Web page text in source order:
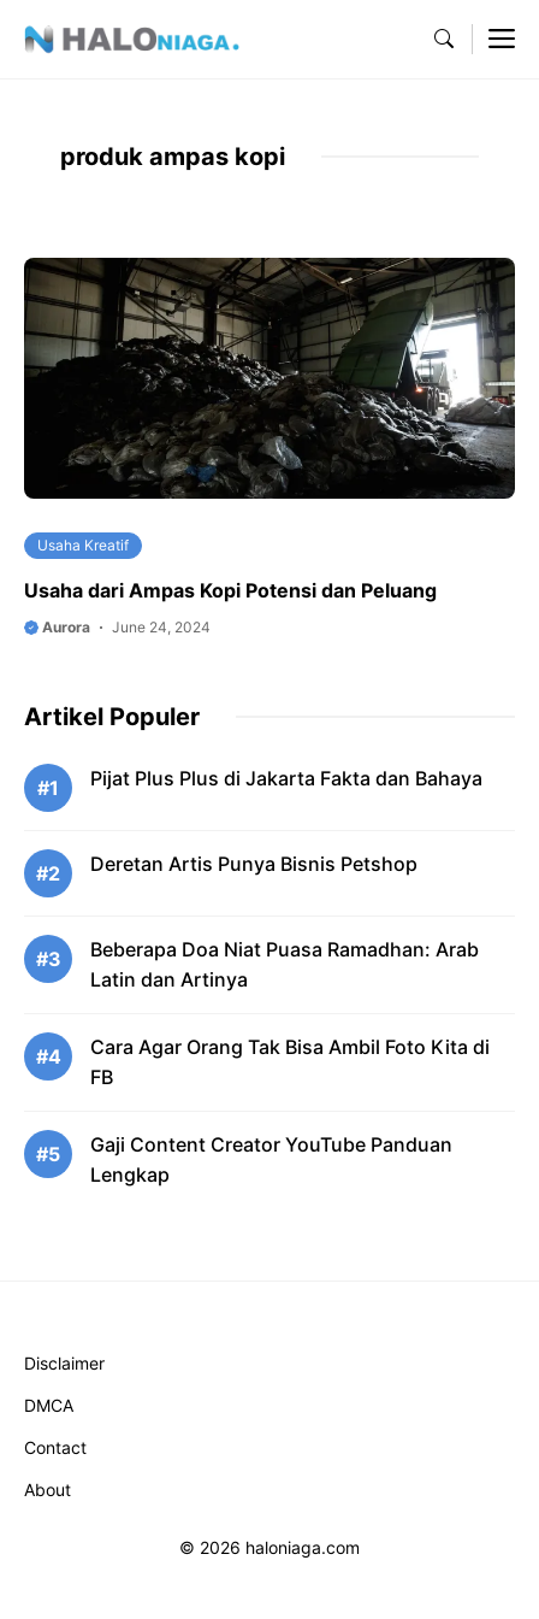
produk ampas kopi
Usaha Kreatif
Usaha dari Ampas Kopi Potensi dan Peluang
Aurora June 24, 2024
Artikel Populer
#1 Pijat Plus Plus di Jakarta Fakta dan Bahaya
#2 Deretan Artis Punya Bisnis Petshop
#3
Beberapa Doa Niat Puasa Ramadhan: Arab
Latin dan Artinya
#4
Cara Agar Orang Tak Bisa Ambil Foto Kita di
FB
#5
Gaji Content Creator YouTube Panduan
Lengkap
Disclaimer
DMCA
Contact
About
© 2026 haloniaga.com